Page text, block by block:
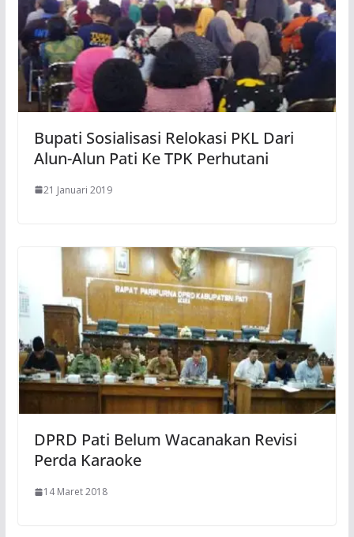
Bupati Sosialisasi Relokasi PKL Dari
Alun-Alun Pati Ke TPK Perhutani
21 Januari 2019
DPRD Pati Belum Wacanakan Revisi
Perda Karaoke
14 Maret 2018